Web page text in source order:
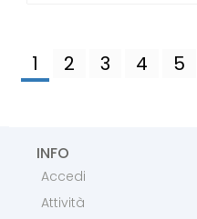
1 2 3 4 5
INFO
Accedi
Attività